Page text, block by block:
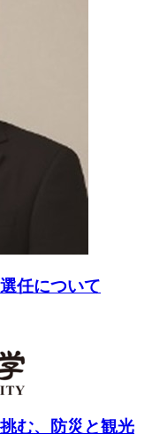
任について
む、防災と観光